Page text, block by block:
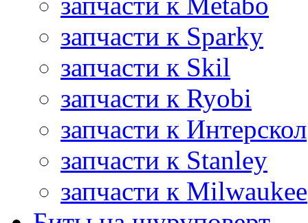
запчасти к Sparky
запчасти к Skil
запчасти к Ryobi
запчасти к Интерскол
запчасти к Stanley
запчасти к Milwaukee